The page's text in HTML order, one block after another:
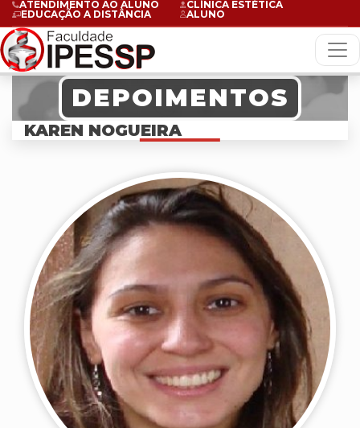
ATENDIMENTO AO ALUNO
CLÍNICA ESTÉTICA
EDUCAÇÃO A DISTÂNCIA
ALUNO
DEPOIMENTOS
KAREN NOGUEIRA